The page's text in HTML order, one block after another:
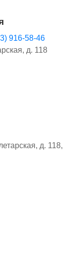
916-58-46
д. 118
д. 118,